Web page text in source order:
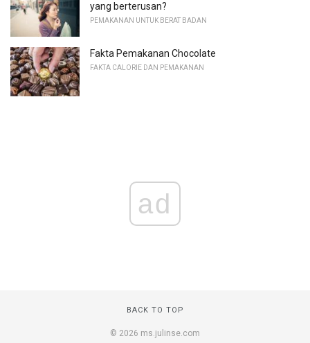
yang berterusan?
PEMAKANAN UNTUK BERAT BADAN
Fakta Pemakanan Chocolate
FAKTA CALORIE DAN PEMAKANAN
ad
BACK TO TOP
© 2026 ms.julinse.com